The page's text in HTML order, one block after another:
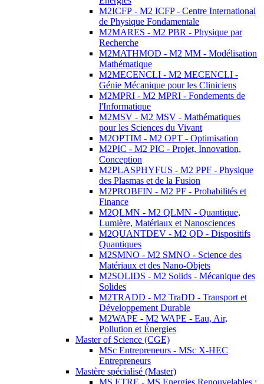
M2ICFP - M2 ICFP - Centre International
de Physique Fondamentale
M2MARES - M2 PBR - Physique par
Recherche
M2MATHMOD - M2 MM - Modélisation
Mathématique
M2MECENCLI - M2 MECENCLI -
Génie Mécanique pour les Cliniciens
M2MPRI - M2 MPRI - Fondements de
l'Informatique
M2MSV - M2 MSV - Mathématiques
pour les Sciences du Vivant
M2OPTIM - M2 OPT - Optimisation
M2PIC - M2 PIC - Projet, Innovation,
Conception
M2PLASPHYFUS - M2 PPF - Physique
des Plasmas et de la Fusion
M2PROBFIN - M2 PF - Probabilités et
Finance
M2QLMN - M2 QLMN - Quantique,
Lumière, Matériaux et Nanosciences
M2QUANTDEV - M2 QD - Dispositifs
Quantiques
M2SMNO - M2 SMNO - Science des
Matériaux et des Nano-Objets
M2SOLIDS - M2 Solids - Mécanique des
Solides
M2TRADD - M2 TraDD - Transport et
Développement Durable
M2WAPE - M2 WAPE - Eau, Air,
Pollution et Énergies
Master of Science (CGE)
MSc Entrepreneurs - MSc X-HEC
Entrepreneurs
Mastère spécialisé (Master)
MS ETRE - MS Energies Renouvelables :